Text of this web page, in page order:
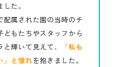
た。
配属された園の当時のチ
どもたちやスタッフから
輝いて見えて、
「私も
」と憧れを抱きました。